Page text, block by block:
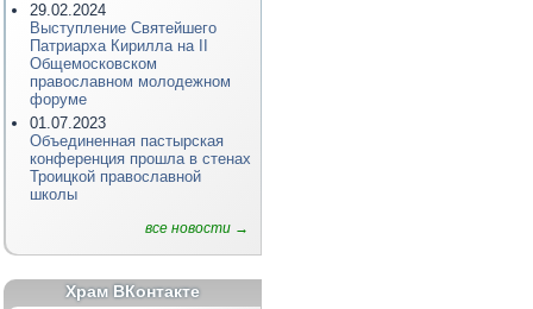
29.02.2024
Выступление Святейшего
Патриарха Кирилла на II
Общемосковском
православном молодежном
форуме
01.07.2023
Объединенная пастырская
конференция прошла в стенах
Троицкой православной
школы
все новости →
Храм ВКонтакте